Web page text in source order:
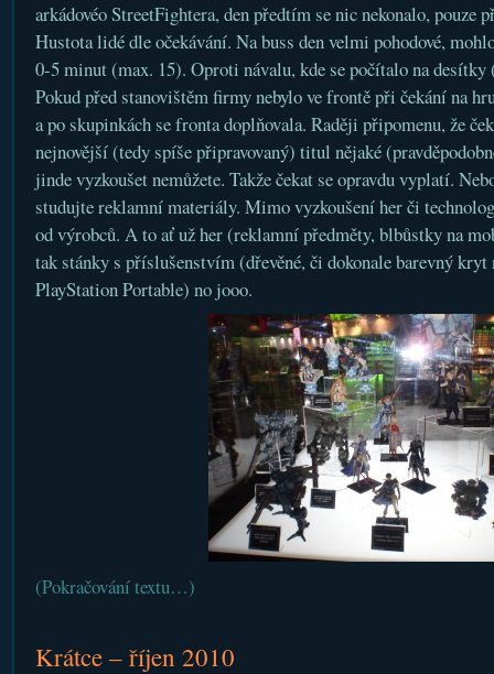
arkádovéo StreetFightera, den předtím se nic nekonalo, pouze
Hustota lidé dle očekávání. Na buss den velmi pohodové,
0-5 minut (max. 15). Oproti návalu, kde se počítalo na
Pokud před stanovištěm firmy nebylo ve frontě při čekání na
a po skupinkách se fronta doplňovala. Raději připomenu, že
nejnovější (tedy spíše připravovaný) titul nějaké
jinde vyzkoušet nemůžete. Takže čekat se opravdu vyplatí.
studujte reklamní materiály. Mimo vyzkoušení her či
od výrobců. A to ať už her (reklamní předměty, blbůstky na
tak stánky s příslušenstvím (dřevěné, či dokonale barevný
PlayStation Portable) no jooo.
(Pokračování textu…)
Krátce – říjen 2010